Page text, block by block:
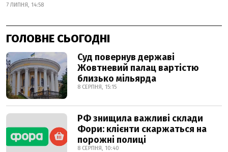
7 ЛИПНЯ, 14:58
ГОЛОВНЕ СЬОГОДНІ
Суд повернув державі
Жовтневий палац вартістю
близько мільярда
8 СЕРПНЯ, 15:15
РФ знищила важливі склади
Фори: клієнти скаржаться на
порожні полиці
8 СЕРПНЯ, 10:40